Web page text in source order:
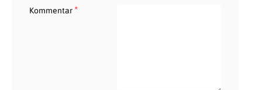
Kommentar*